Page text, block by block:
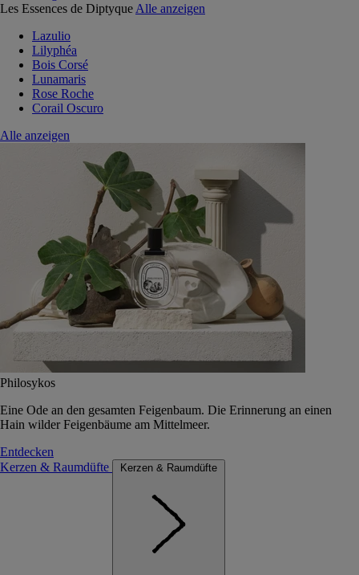
Les Essences de Diptyque Alle anzeigen
Lazulio
Lilyphéa
Bois Corsé
Lunamaris
Rose Roche
Corail Oscuro
Alle anzeigen
Philosykos
Eine Ode an den gesamten Feigenbaum. Die Erinnerung an einen
Hain wilder Feigenbäume am Mittelmeer.
Entdecken
Kerzen & Raumdüfte
Kerzen & Raumdüfte